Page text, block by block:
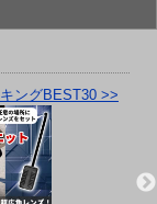
ングBEST30 >>